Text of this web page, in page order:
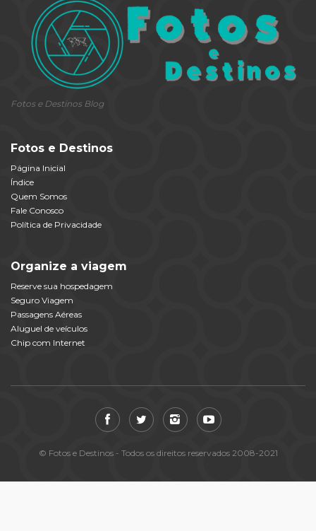
Fotos e Destinos Blog
Fotos e Destinos
Página Inicial
Índice
Quem Somos
Fale Conosco
Política de Privacidade
Organize a viagem
Reserve sua hospedagem
Seguro Viagem
Passagens Aéreas
Aluguel de veículos
Chip com Internet
© Fotos e Destinos - Todos os direitos reservados 2008-2021